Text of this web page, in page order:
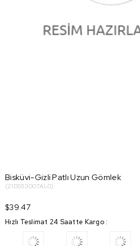
Bisküvi-Gizli Patlı Uzun Gömlek
(21DS53007AL0)
$39.47
Hızlı Teslimat 24 Saatte Kargo :